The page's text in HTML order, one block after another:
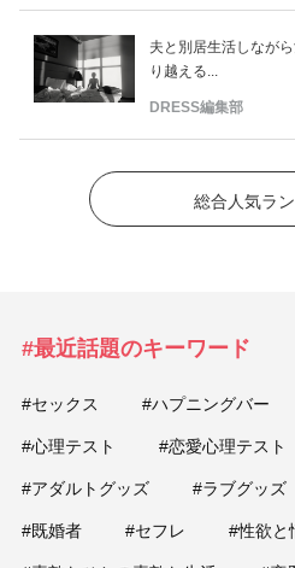
夫と別居生活しなが
り越える...
DRESS編集部
総合人気ラ
#最近話題のキーワード
#セックス #ハプニングバー
#心理テスト #恋愛心理テスト
#アダルトグッズ #ラブグッズ
#既婚者 #セフレ #性欲と